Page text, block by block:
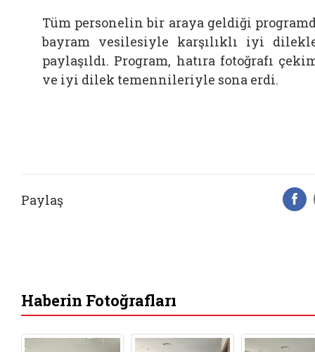
Tüm personelin bir araya geldiği
bayram vesilesiyle karşılıklı iyi
paylaşıldı. Program, hatıra fotoğrafı
ve iyi dilek temennileriyle sona erdi.
Paylaş
Haberin Fotoğrafları